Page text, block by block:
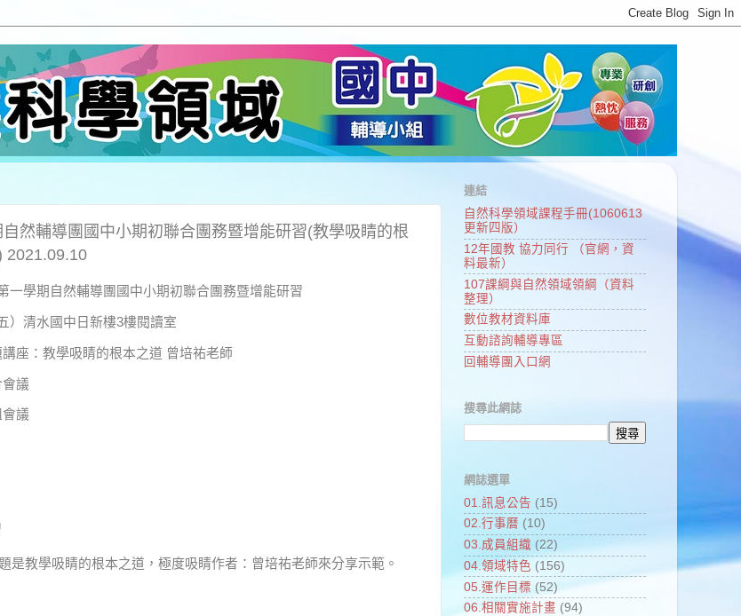
然輔導團國中小期初聯合團務暨增能研習(教學吸睛的根
2021.09.10
一學期自然輔導團國中小期初聯合團務暨增能研習
）清水國中日新樓3樓閱讀室
座：教學吸睛的根本之道 曾培祐老師
議
議
是教學吸睛的根本之道，極度吸睛作者：曾培祐老師來分享示範。
連結
自然科學領域課程手冊(1060613
更新四版）
12年國教 協力同行 （官網，資
料最新）
107課綱與自然領域領綱（資料
整理）
數位教材資料庫
互動諮詢輔導專區
回輔導團入口網
搜尋此網誌
網誌選單
01.訊息公告 (15)
02.行事曆 (10)
03.成員組織 (22)
04.領域特色 (156)
05.運作目標 (52)
06.相關實施計畫 (94)